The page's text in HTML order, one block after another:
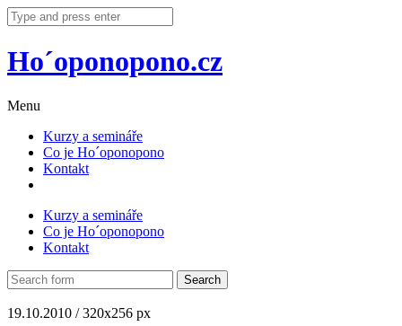
Ho´oponopono.cz
Menu
Kurzy a semináře
Co je Ho´oponopono
Kontakt
Kurzy a semináře
Co je Ho´oponopono
Kontakt
19.10.2010 /320x256 px